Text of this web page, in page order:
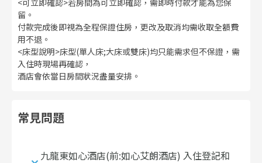
<可立即確認>若房間為可立即確認，需即時付款才能為您保
留。
付款完成後即視為全程保證住房，更改及取消均需收取全額費
用不退。
<床型說明>床型(單人床;大床或雙床)均只能需求但不保證，需
入住時現場再確認，
酒店會依當日房間狀況盡量安排。
常見問題
九龍東如心酒店(前:如心艾朗酒店) 入住登記和